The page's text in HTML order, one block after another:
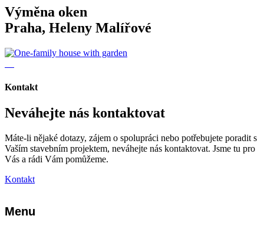
Výměna oken
Praha, Heleny Malířové
Kontakt
Neváhejte nás kontaktovat
Máte-li nějaké dotazy, zájem o spolupráci nebo potřebujete poradit s
Vaším stavebním projektem, neváhejte nás kontaktovat. Jsme tu pro
Vás a rádi Vám pomůžeme.
Kontakt
Menu